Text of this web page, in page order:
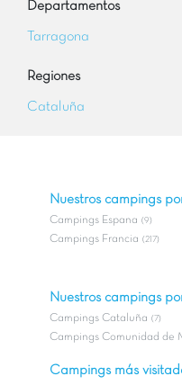
Departamentos
Tarragona
Regiones
Cataluña
Nuestros campings
Campings Espana (9)
Campings Francia (217)
Nuestros campings
Campings Cataluña (7)
Campings Comunidad de
Campings más